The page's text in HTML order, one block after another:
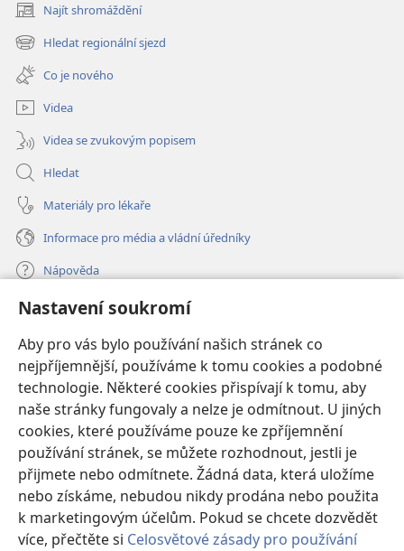
Nastavení soukromí
Aby pro vás bylo používání našich stránek co
nejpříjemnější, používáme k tomu cookies a podobné
technologie. Některé cookies přispívají k tomu, aby
naše stránky fungovaly a nelze je odmítnout. U jiných
cookies, které používáme pouze ke zpříjemnění
používání stránek, se můžete rozhodnout, jestli je
přijmete nebo odmítnete. Žádná data, která uložíme
nebo získáme, nebudou nikdy prodána nebo použita
k marketingovým účelům. Pokud se chcete dozvědět
více, přečtěte si Celosvětové zásady pro používání
Najít shromáždění
(otevřeno
nové
okno)
Hledat regionální sjezd
(otevřeno
nové
okno)
Co je nového
Videa
Videa se zvukovým popisem
Hledat
Materiály pro lékaře
Informace pro média a vládní úředníky
Nápověda
Dary
nové
okno) ONLINE KNIHOVNA Strážné věže
(otevřeno
nové
okno)JW Hub®
(otevřeno
nové
okno)JW Library
Watchtower Library